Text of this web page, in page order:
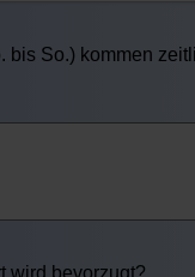
bis So.) kommen
wird bevorzugt?